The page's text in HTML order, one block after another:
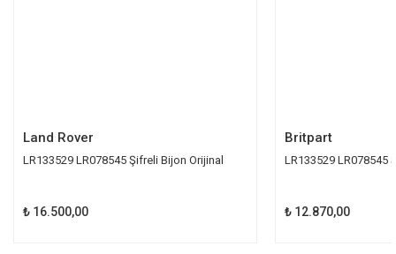
Land Rover
LR133529 LR078545 Şifreli Bijon Orijinal
₺ 16.500,00
Britpart
LR133529 LR078545
₺ 12.870,00